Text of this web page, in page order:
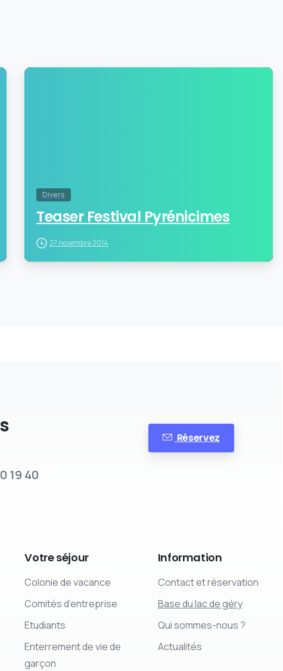
Divers
Teaser Festival Pyrénicimes
27 novembre 2014
19 40
Réservez
Votreséjour
Colonie de vacance
Comités d’entreprise
Etudiants
Enterrement de vie de
garçon
Information
Contact et réservation
Base du lac de géry
Qui sommes-nous ?
Actualités